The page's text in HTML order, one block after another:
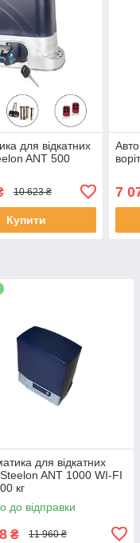
для відкатних
ANT 500
10 623 ₴
Купити
7
для відкатних
Steelon ANT 1000 WI-FI
кг
до відправки
₴ 11 960 ₴